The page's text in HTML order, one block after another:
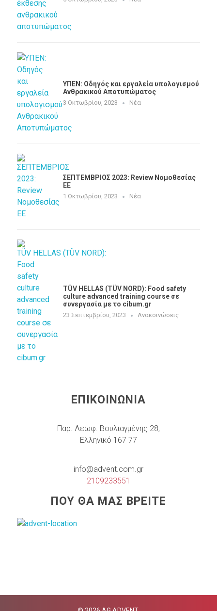
ΥΠΕΝ: Oδηγός και εργαλεία υπολογισμού
Ανθρακικού Αποτυπώματος
3 Οκτωβρίου, 2023 Νέα
ΣΕΠΤΕΜΒΡΙΟΣ 2023: Review Νομοθεσίας
EE
1 Οκτωβρίου, 2023 Νέα
TÜV HELLAS (TÜV NORD): Food safety
culture advanced training course σε
συνεργασία με τo cibum.gr
23 Σεπτεμβρίου, 2023 Ανακοινώσεις
ΕΠΙΚΟΙΝΩΝΙΑ
Παρ. Λεωφ. Βουλιαγμένης 28,
Ελληνικό 167 77
info@advent.com.gr
2109233551
ΠΟΥ ΘΑ ΜΑΣ ΒΡΕΙΤΕ